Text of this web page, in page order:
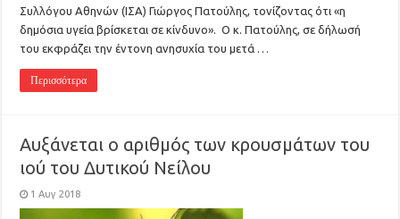
Συλλόγου Αθηνών (ΙΣΑ) Γιώργος Πατούλης, τονίζοντας ότι «η
δημόσια υγεία βρίσκεται σε κίνδυνο». Ο κ. Πατούλης, σε δήλωσή
του εκφράζει την έντονη ανησυχία του μετά …
Περισσότερα
Αυξάνεται ο αριθμός των κρουσμάτων του
ιού του Δυτικού Νείλου
1 Αυγ 2018